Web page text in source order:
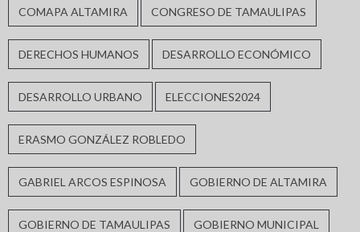
COMAPA ALTAMIRA CONGRESO DE TAMAULIPAS
DERECHOS HUMANOS DESARROLLO ECONÓMICO
DESARROLLO URBANO ELECCIONES2024
ERASMO GONZÁLEZ ROBLEDO
GABRIEL ARCOS ESPINOSA GOBIERNO DE ALTAMIRA
GOBIERNO DE TAMAULIPAS GOBIERNO MUNICIPAL